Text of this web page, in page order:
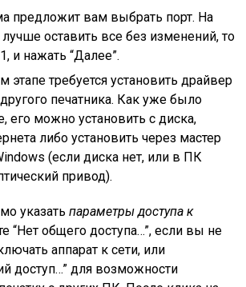
предложит вам выбрать порт. На
оставить все без изменений, то
и нажать “Далее”.
требуется установить драйвер
печатника. Как уже было
его можно установить с диска,
либо установить через мастер
(если диска нет, или в ПК
привод).
указатьпараметры доступа к
“Нет общего доступа…”, если вы не
аппарат к сети, или
доступ…” для возможности